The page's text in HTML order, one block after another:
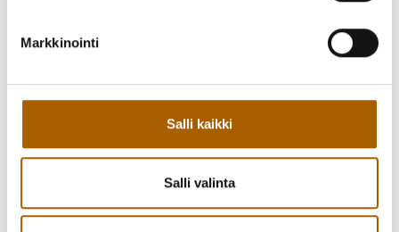
Markkinointi
Salli kaikki
Salli valinta
kuntalaisia ja keskustelemaan ajankohtaisista asioista.
tarjoamista aamukahveista!